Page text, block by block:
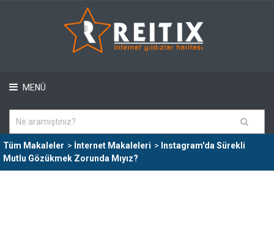
MENÜ
Tüm Makaleler > İnternet Makaleleri > Instagram'da Sürekli
Mutlu Gözükmek Zorunda Mıyız?